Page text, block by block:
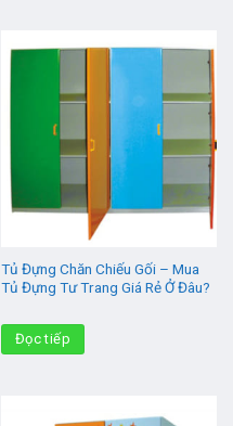
Tủ Đựng Chăn Chiếu Gối – Mua
Tủ Đựng Tư Trang Giá Rẻ Ở Đâu?
Đọc tiếp